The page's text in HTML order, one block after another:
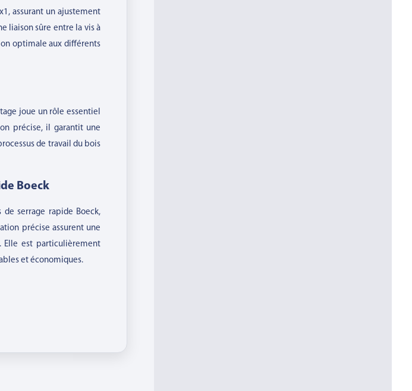
assurant un ajustement
liaison sûre entre la vis à
optimale aux différents
joue un rôle essentiel
précise, il garantit une
de travail du bois
Boeck
serrage rapide Boeck,
précise assurent une
Elle est particulièrement
et économiques.